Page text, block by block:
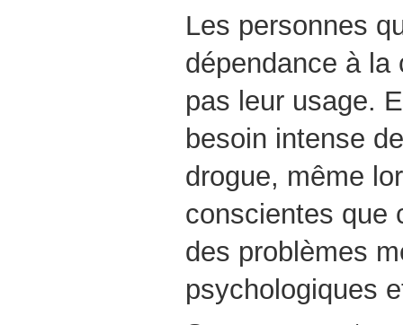
Les personnes
dépendance à
pas leur usage.
besoin intense
drogue, même
conscientes que
des problèmes
psychologiques